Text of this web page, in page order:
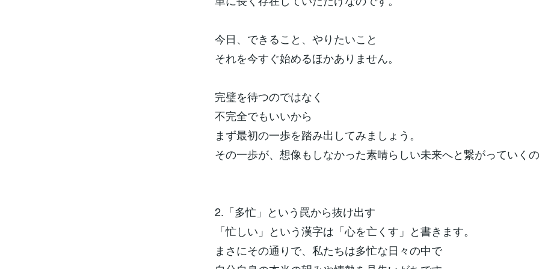
今日、できること、やりたいこと
それを今すぐ始めるほかありません。
完璧を待つのではなく
不完全でもいいから
まず最初の一歩を踏み出してみましょう。
その一歩が、想像もしなかった素晴らしい未来へと繋がっていく
2.「多忙」という罠から抜け出す
「忙しい」という漢字は「心を亡くす」と書きます。
まさにその通りで、私たちは多忙な日々の中で